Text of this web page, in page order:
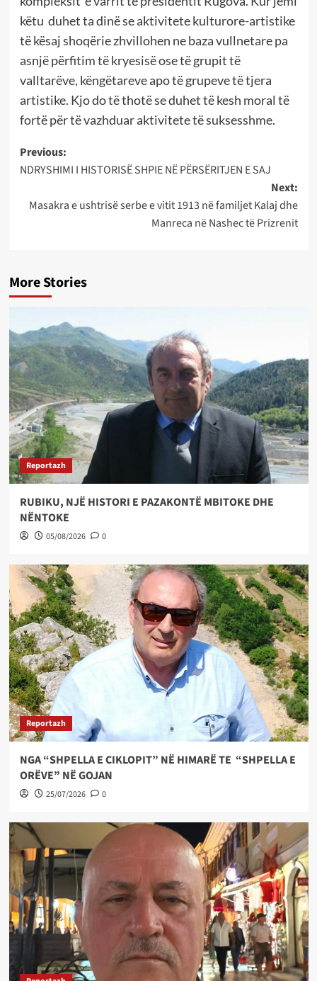
këtu duhet ta dinë se aktivitete kulturore-artistike
të kësaj shoqërie zhvillohen ne baza vullnetare pa
asnjë përfitim të kryesisë ose të grupit të
valltarëve, këngëtareve apo të grupeve të tjera
artistike. Kjo do të thotë se duhet të kesh moral të
fortë për të vazhduar aktivitete të suksesshme.
Post
navigation
Previous:
NDRYSHIMI I HISTORISË SHPIE NË PËRSËRITJEN E SAJ
Next:
Masakra e ushtrisë serbe e vitit 1913 në familjet Kalaj dhe
Manreca në Nashec të Prizrenit
More Stories
Reportazh
RUBIKU, NJË HISTORI E PAZAKONTË MBITOKE DHE
NËNTOKE
05/08/2026 0
Reportazh
NGA “SHPELLA E CIKLOPIT” NË HIMARË TE “SHPELLA E
ORËVE” NË GOJAN
25/07/2026 0